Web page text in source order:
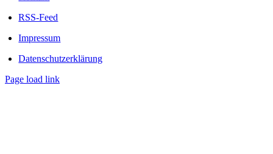
RSS-Feed
Impressum
Datenschutzerklärung
Page load link